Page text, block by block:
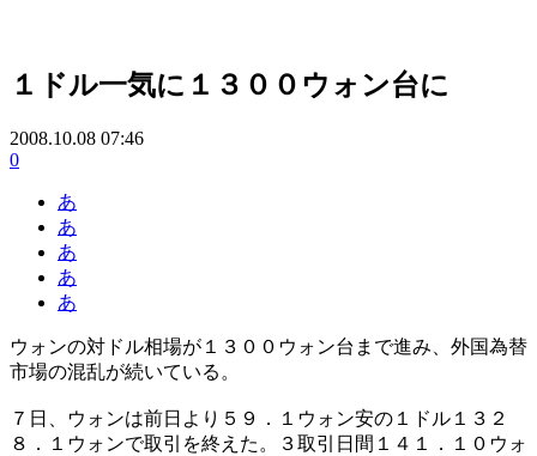
１ドル一気に１３００ウォン台に
2008.10.08 07:46
0
あ
あ
あ
あ
あ
ウォンの対ドル相場が１３００ウォン台まで進み、外国為替
市場の混乱が続いている。
７日、ウォンは前日より５９．１ウォン安の１ドル１３２
８．１ウォンで取引を終えた。３取引日間１４１．１０ウォ